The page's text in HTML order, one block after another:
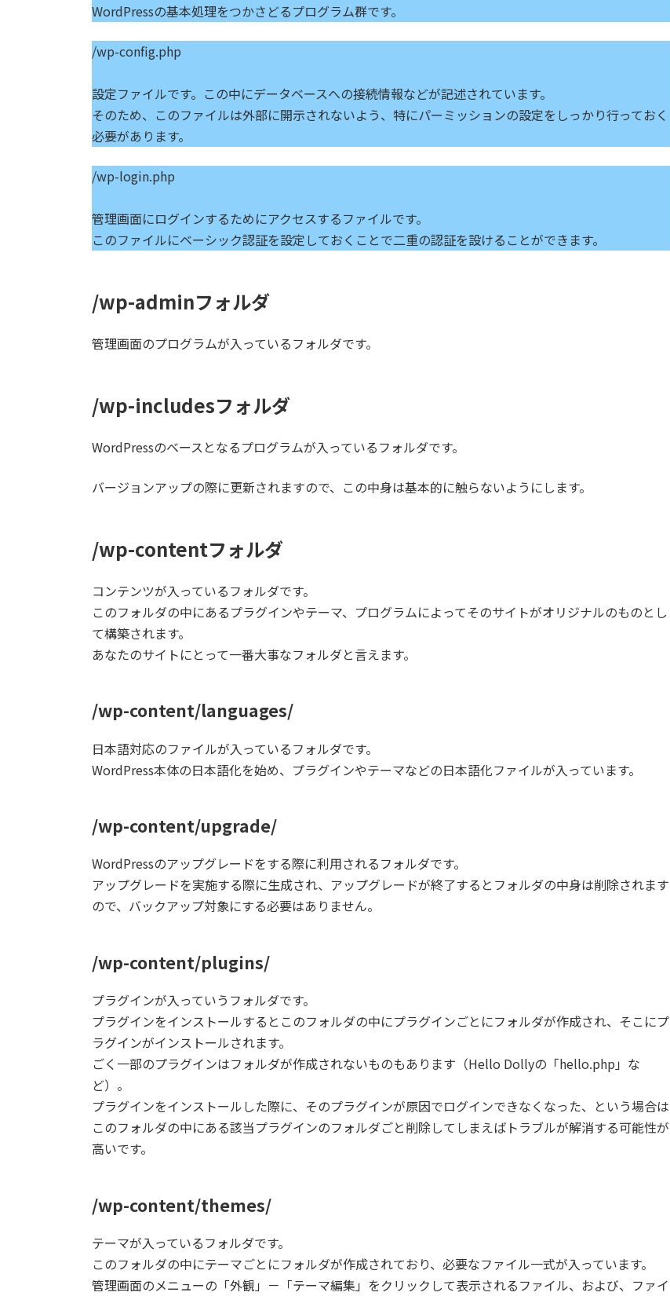
WordPressの基本処理をつかさどるプログラム群です。
/wp-config.php
設定ファイルです。この中にデータベースへの接続情報などが記述されています。
そのため、このファイルは外部に開示されないよう、特にパーミッションの設定をしっかり行っておく
必要があります。
/wp-login.php
管理画面にログインするためにアクセスするファイルです。
このファイルにベーシック認証を設定しておくことで二重の認証を設けることができます。
/wp-adminフォルダ
管理画面のプログラムが入っているフォルダです。
/wp-includesフォルダ
WordPressのベースとなるプログラムが入っているフォルダです。
バージョンアップの際に更新されますので、この中身は基本的に触らないようにします。
/wp-contentフォルダ
コンテンツが入っているフォルダです。
このフォルダの中にあるプラグインやテーマ、プログラムによってそのサイトがオリジナルのものとし
て構築されます。
あなたのサイトにとって一番大事なフォルダと言えます。
/wp-content/languages/
日本語対応のファイルが入っているフォルダです。
WordPress本体の日本語化を始め、プラグインやテーマなどの日本語化ファイルが入っています。
/wp-content/upgrade/
WordPressのアップグレードをする際に利用されるフォルダです。
アップグレードを実施する際に生成され、アップグレードが終了するとフォルダの中身は削除されます
ので、バックアップ対象にする必要はありません。
/wp-content/plugins/
プラグインが入っていうフォルダです。
プラグインをインストールするとこのフォルダの中にプラグインごとにフォルダが作成され、そこにプ
ラグインがインストールされます。
ごく一部のプラグインはフォルダが作成されないものもあります（Hello Dollyの「hello.php」な
ど）。
プラグインをインストールした際に、そのプラグインが原因でログインできなくなった、という場合は
このフォルダの中にある該当プラグインのフォルダごと削除してしまえばトラブルが解消する可能性が
高いです。
/wp-content/themes/
テーマが入っているフォルダです。
このフォルダの中にテーマごとにフォルダが作成されており、必要なファイル一式が入っています。
管理画面のメニューの「外観」－「テーマ編集」をクリックして表示されるファイル、および、ファイ